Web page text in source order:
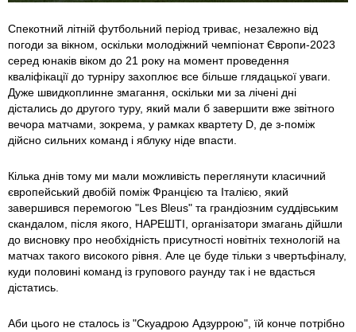
Спекотний літній футбольний період триває, незалежно від
погоди за вікном, оскільки молодіжний чемпіонат Європи-2023
серед юнаків віком до 21 року на момент проведення
кваліфікації до турніру захоплює все більше глядацької уваги.
Дуже швидкоплинне змагання, оскільки ми за лічені дні
дістались до другого туру, який мали б завершити вже звітного
вечора матчами, зокрема, у рамках квартету D, де з-поміж
дійсно сильних команд і яблуку ніде впасти.
Кілька днів тому ми мали можливість переглянути класичний
європейський двобій поміж Францією та Італією, який
завершився перемогою "Les Bleus" та грандіозним суддівським
скандалом, після якого, НАРЕШТІ, організатори змагань дійшли
до висновку про необхідність присутності новітніх технологій на
матчах такого високого рівня. Але це буде тільки з чвертьфіналу,
куди половині команд із групового раунду так і не вдасться
дістатись.
Аби цього не сталось із "Скуадрою Адзуррою", їй конче потрібно